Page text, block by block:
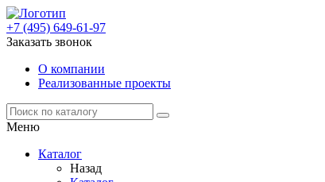
+7 (495) 649-61-97
Заказать звонок
О компании
Реализованные проекты
Меню
Каталог
Назад